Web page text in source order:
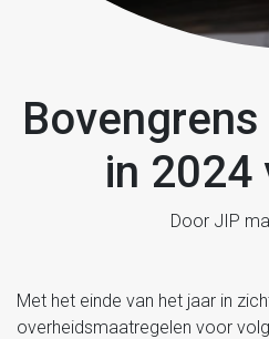
in 2024
Door JIP
Met het einde van het jaar in
overheidsmaatregelen voor